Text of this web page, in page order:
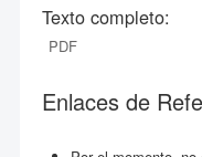
Texto completo:
PDF
Enlaces de